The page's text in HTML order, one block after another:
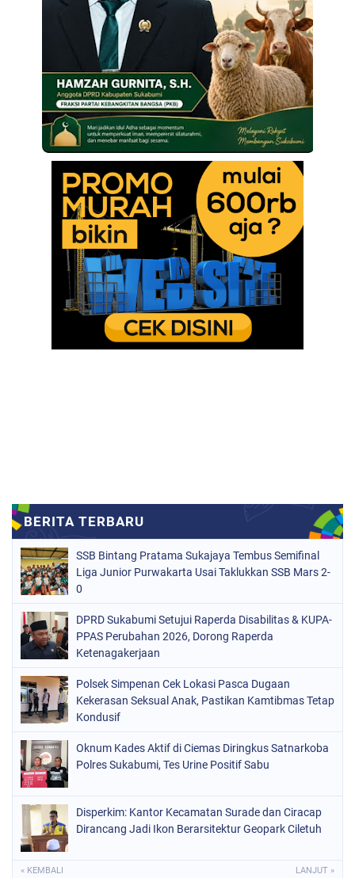
SSB Bintang Pratama Sukajaya Tembus Semifinal
Liga Junior Purwakarta Usai Taklukkan SSB Mars 2-
0
DPRD Sukabumi Setujui Raperda Disabilitas & KUPA-
PPAS Perubahan 2026, Dorong Raperda
Ketenagakerjaan
Polsek Simpenan Cek Lokasi Pasca Dugaan
Kekerasan Seksual Anak, Pastikan Kamtibmas Tetap
Kondusif
Oknum Kades Aktif di Ciemas Diringkus Satnarkoba
Polres Sukabumi, Tes Urine Positif Sabu
Disperkim: Kantor Kecamatan Surade dan Ciracap
Dirancang Jadi Ikon Berarsitektur Geopark Ciletuh
« KEMBALI LANJUT »